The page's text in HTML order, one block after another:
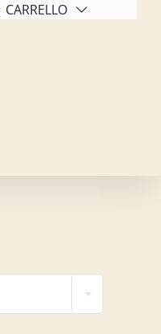
CARRELLO